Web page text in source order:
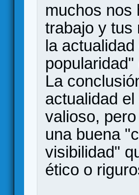
muchos nos
trabajo y tus
la
La
actualidad
valioso,
una buena
visibilidad"
ético o